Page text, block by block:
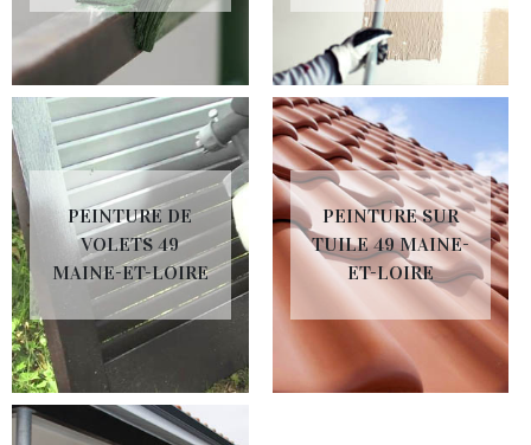
PEINTURE DE
VOLETS 49
MAINE-ET-LOIRE
PEINTURE SUR
TUILE 49 MAINE-
ET-LOIRE